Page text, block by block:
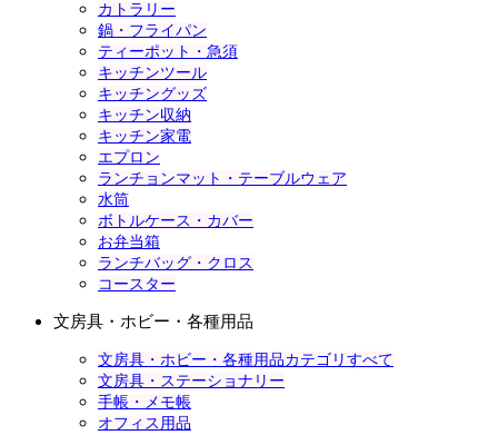
カトラリー
鍋・フライパン
ティーポット・急須
キッチンツール
キッチングッズ
キッチン収納
キッチン家電
エプロン
ランチョンマット・テーブルウェア
水筒
ボトルケース・カバー
お弁当箱
ランチバッグ・クロス
コースター
文房具・ホビー・各種用品
文房具・ホビー・各種用品カテゴリすべて
文房具・ステーショナリー
手帳・メモ帳
オフィス用品